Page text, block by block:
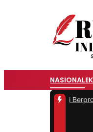
NASIONAL
Hari Berprogres, Usut